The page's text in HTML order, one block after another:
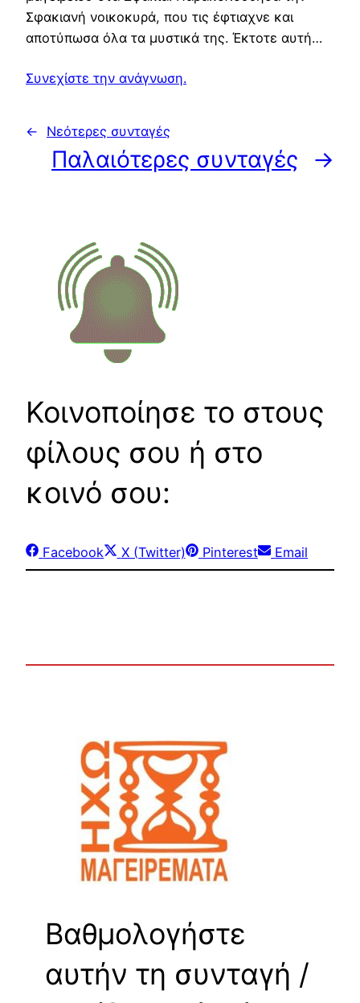
Σφακιανή νοικοκυρά, που τις έφτιαχνε και
αποτύπωσα όλα τα μυστικά της. Έκτοτε αυτή…
Συνεχίστε την ανάγνωση.
← Νεότερες συνταγές
Παλαιότερες συνταγές →
Κοινοποίησε το στους
φίλους σου ή στο
κοινό σου:
Share
on
Facebook
Share
on
X (Twitter)
Share
on
Pinterest
Share
on
Email
Βαθμολογήστε
αυτήν τη συνταγή /